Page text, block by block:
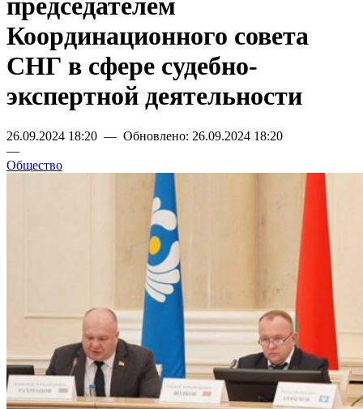
председателем
Координационного совета
СНГ в сфере судебно-
экспертной деятельности
26.09.2024 18:20 — Обновлено: 26.09.2024 18:20
—
Общество